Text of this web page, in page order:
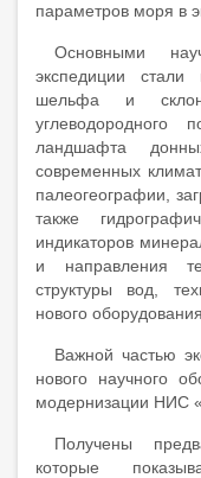
параметров моря в
Основными
экспедиции стали
шельфа и
углеводородного
ландшафта
современных
палеогеографии,
также
индикаторов
и направления
структуры вод,
нового
Важной частью
нового научного
модернизации НИС
Получены
которые